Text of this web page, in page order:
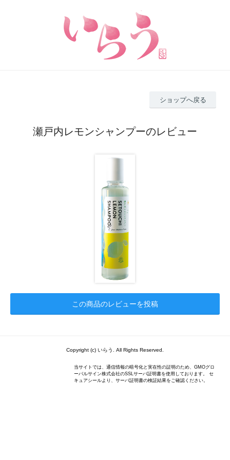
ショップへ戻る
瀬戸内レモンシャンプーのレビュー
この商品のレビューを投稿
Copyright (c) いらう. All Rights Reserved.
当サイトでは、通信情報の暗号化と実在性の証明のため、GMOグロ
ーバルサイン株式会社のSSLサーバ証明書を使用しております。 セ
キュアシールより、サーバ証明書の検証結果をご確認ください。